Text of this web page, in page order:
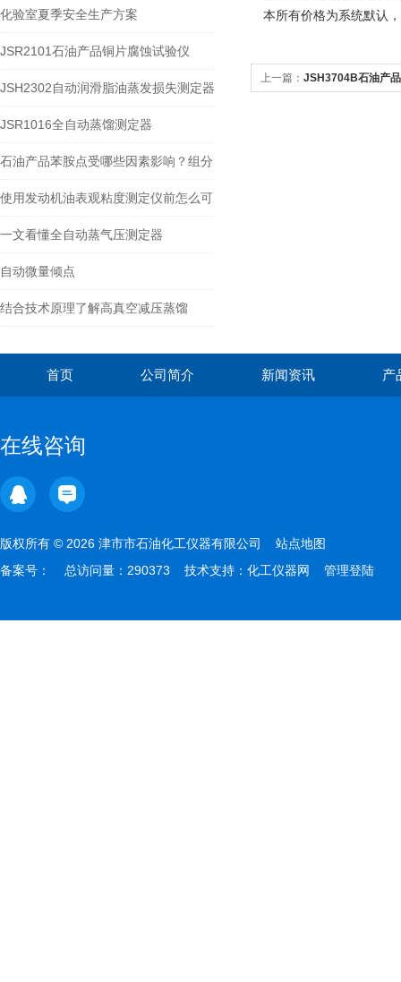
化验室夏季安全生产方案
JSR2101石油产品铜片腐蚀试验仪
JSH2302自动润滑脂油蒸发损失测定器
JSR1016全自动蒸馏测定器
石油产品苯胺点受哪些因素影响？组分
与工艺全解析
使用发动机油表观粘度测定仪前怎么可
以不了解这些！
一文看懂全自动蒸气压测定器
自动微量倾点
结合技术原理了解高真空减压蒸馏
本所有价格为系统默认
上一篇： JSH3704B石油产
首页 公司简介 新闻资讯 产
在线咨询
版权所有 © 2026 津市市石油化工仪器有限公司 站点地图
备案号：
总访问量：290373 技术支持： 化工仪器网 管理登陆